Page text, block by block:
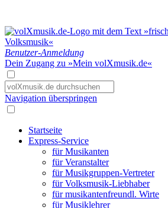
Benutzer-Anmeldung
Dein Zugang zu »Mein volXmusik.de«
Navigation überspringen
Startseite
Express-Service
für Musikanten
für Veranstalter
für Musikgruppen-Vertreter
für Volksmusik-Liebhaber
für musikantenfreundl. Wirte
für Musiklehrer